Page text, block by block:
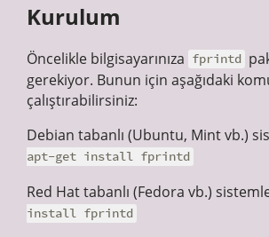
Kurulum
Öncelikle bilgisayarınıza fprintd
gerekiyor. Bunun için aşağıdaki
çalıştırabilirsiniz:
Debian tabanlı (Ubuntu, Mint vb.)
apt-get install fprintd
Red Hat tabanlı (Fedora vb.)
install fprintd